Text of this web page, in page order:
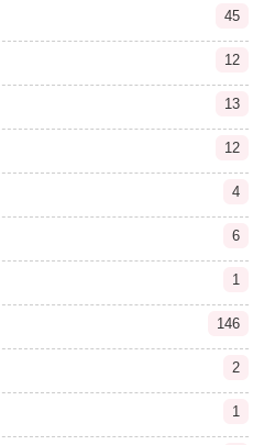
45
12
13
12
4
6
1
146
2
1